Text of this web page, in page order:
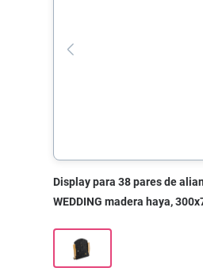
Display para 38 pares de
WEDDING madera haya,